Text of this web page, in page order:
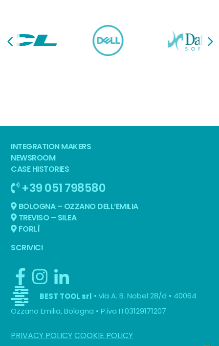
INTEGRATION MAKERS
NEWSROOM
CASE HISTORIES
+39 051 798580
BOLOGNA – OZZANO DELL’EMILIA
TREVISO – SILEA
FORLÌ
SCRIVICI
BEST TOOL srl • via A. B. Nobel 28/d • 40064
Ozzano Emilia, Bologna • P.iva IT03129171207
PRIVACY POLICYCOOKIE POLICY